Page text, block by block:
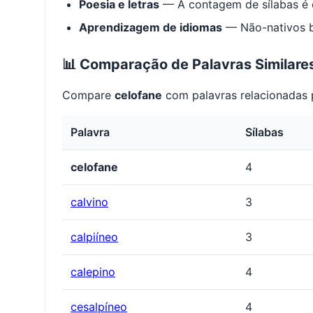
Poesia e letras — A contagem de sílabas é
Aprendizagem de idiomas — Não-nativos
📊 Comparação de Palavras
Compare celofane com palavras
Palavra Sílabas
celofane 4
calvino 3
calpiíneo 3
calepino 4
cesalpíneo 4